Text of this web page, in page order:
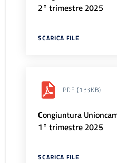
2° trimestre 2025
SCARICA FILE
PDF (133KB)
Congiuntura
1° trimestre 2025
SCARICA FILE